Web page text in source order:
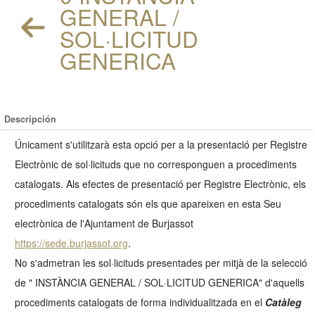
GENERAL /
SOL·LICITUD
GENERICA
Descripción
Únicament s'utilitzarà esta opció per a la presentació per Registre
Electrònic de sol·licituds que no corresponguen a procediments
catalogats. Als efectes de presentació per Registre Electrònic, els
procediments catalogats són els que apareixen en esta Seu
electrònica de l'Ajuntament de Burjassot
https://sede.burjassot.org.
No s'admetran les sol·licituds presentades per mitjà de la selecció
de " INSTÀNCIA GENERAL / SOL·LICITUD GENERICA" d'aquells
procediments catalogats de forma individualitzada en el Catàleg